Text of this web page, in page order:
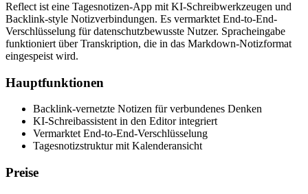
Reflect ist eine Tagesnotizen-App mit KI-Schreibwerkzeugen und
Backlink-style Notizverbindungen. Es vermarktet End-to-End-
Verschlüsselung für datenschutzbewusste Nutzer. Spracheingabe
funktioniert über Transkription, die in das Markdown-Notizformat
eingespeist wird.
Hauptfunktionen
Backlink-vernetzte Notizen für verbundenes Denken
KI-Schreibassistent in den Editor integriert
Vermarktet End-to-End-Verschlüsselung
Tagesnotizstruktur mit Kalenderansicht
Preise